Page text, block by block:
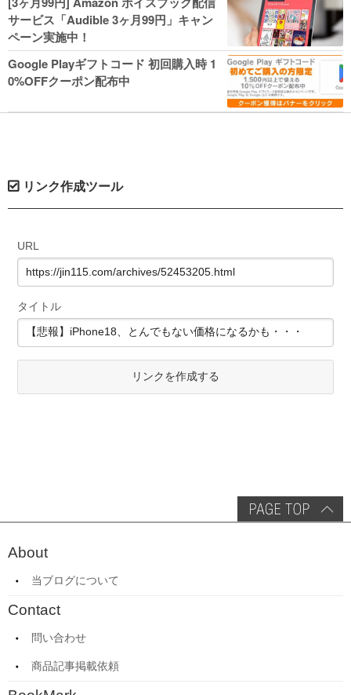
がセールに！
サービス「Audible 3ヶ月99円」キャン
ペーン実施中！
Google Playギフトコード 初回購入時 1
0%OFFクーポン配布中
リンク作成ツール
URL
タイトル
リンクを作成する
About
当ブログについて
Contact
問い合わせ
商品記事掲載依頼